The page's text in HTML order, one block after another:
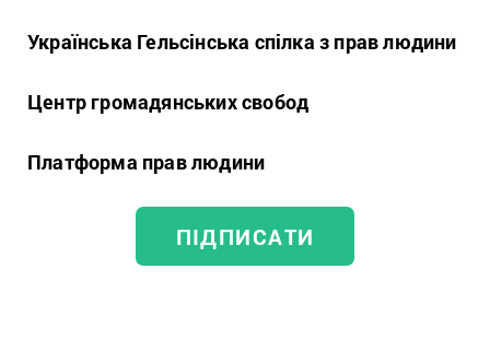
Українська Гельсінська спілка з прав людини
Центр громадянських свобод
Платформа прав людини
ПІДПИСАТИ